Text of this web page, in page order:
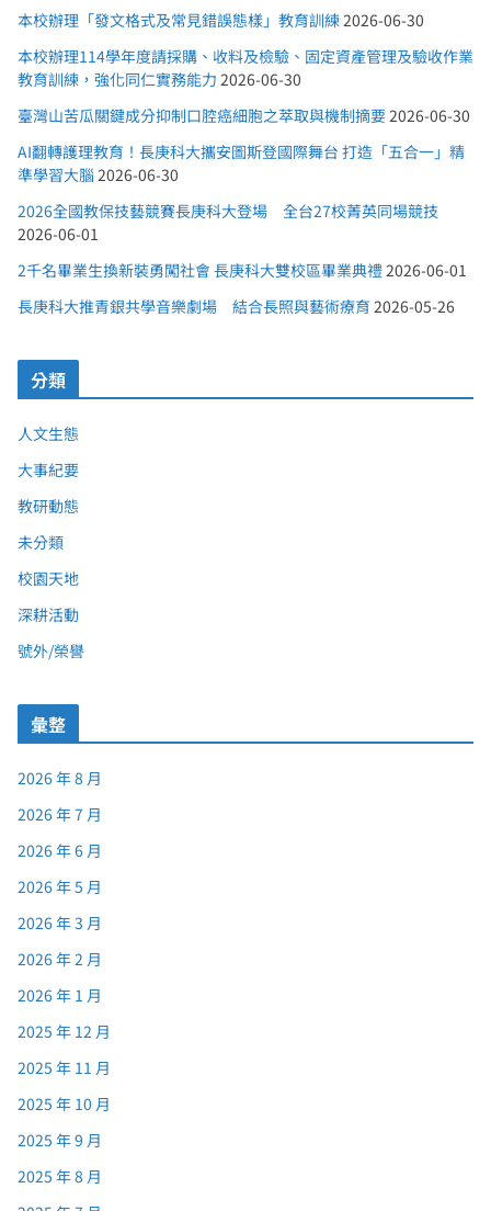
本校辦理「發文格式及常見錯誤態樣」教育訓練 2026-06-30
本校辦理114學年度請採購、收料及檢驗、固定資產管理及驗收作業
教育訓練，強化同仁實務能力 2026-06-30
臺灣山苦瓜關鍵成分抑制口腔癌細胞之萃取與機制摘要 2026-06-30
AI翻轉護理教育！長庚科大攜安圖斯登國際舞台 打造「五合一」精
準學習大腦 2026-06-30
2026全國教保技藝競賽長庚科大登場 全台27校菁英同場競技
2026-06-01
2千名畢業生換新裝勇闖社會 長庚科大雙校區畢業典禮 2026-06-01
長庚科大推青銀共學音樂劇場 結合長照與藝術療育 2026-05-26
分類
人文生態
大事紀要
教研動態
未分類
校園天地
深耕活動
號外/榮譽
彙整
2026 年 8 月
2026 年 7 月
2026 年 6 月
2026 年 5 月
2026 年 3 月
2026 年 2 月
2026 年 1 月
2025 年 12 月
2025 年 11 月
2025 年 10 月
2025 年 9 月
2025 年 8 月